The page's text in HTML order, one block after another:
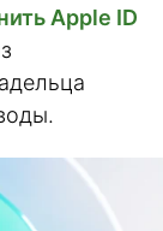
Apple ID